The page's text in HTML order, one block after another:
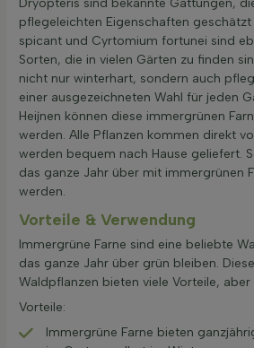
pflegeleichten Eigenschaften
spicant und Cyrtomium fortunei sind
Sorten, die in vielen Gärten zu finden
nicht nur winterhart, sondern auch
einer ausgezeichneten Wahl für jeden
Heijnen können diese immergrünen
werden. Alle Pflanzen kommen direkt
werden bequem nach Hause geliefert.
das ganze Jahr über mit immergrünen
werden.
Vorteile & Verwendung
Immergrüne Farne sind eine beliebte
das ganze Jahr über grün bleiben.
Waldpflanzen bieten viele Vorteile,
Vorteile:
Immergrüne Farne bieten